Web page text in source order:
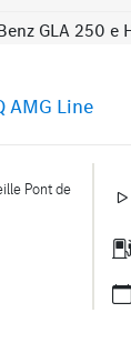
AMG Line
Pont de